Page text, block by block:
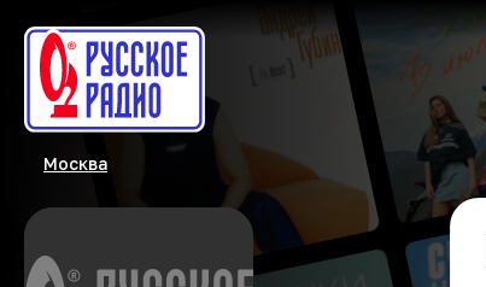
Москва